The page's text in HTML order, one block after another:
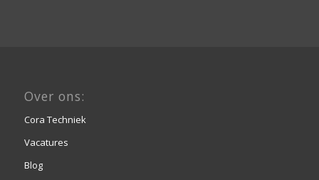
Over ons:
Cora Techniek
Vacatures
Blog